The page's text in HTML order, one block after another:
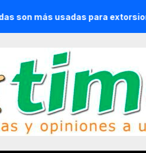
usadas para extorsionar en